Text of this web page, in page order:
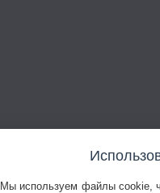
Мы используем файлы cookie,